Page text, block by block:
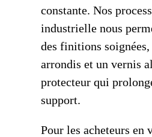
constante. Nos
industrielle nous
des finitions soignées,
arrondis et un vernis
protecteur qui
support.
Pour les acheteurs en